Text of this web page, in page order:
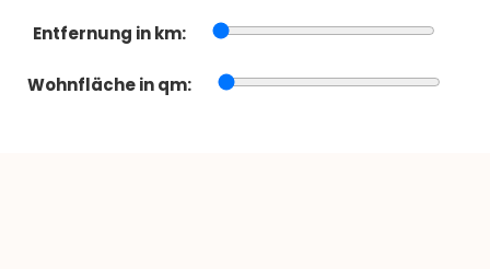
Entfernung in km:
Wohnfläche in qm: